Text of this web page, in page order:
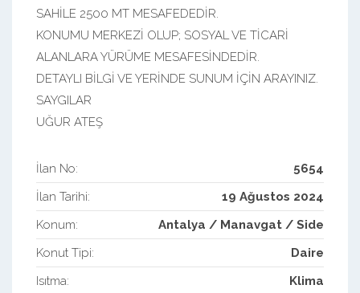
SAHİLE 2500 MT MESAFEDEDİR.
KONUMU MERKEZİ OLUP; SOSYAL VE TİCARİ
ALANLARA YÜRÜME MESAFESİNDEDİR.
DETAYLI BİLGİ VE YERİNDE SUNUM İÇİN ARAYINIZ.
SAYGILAR
UĞUR ATEŞ
İlan No:
5654
İlan Tarihi:
19 Ağustos 2024
Konum:
Antalya / Manavgat / Side
Konut Tipi:
Daire
Isıtma:
Klima